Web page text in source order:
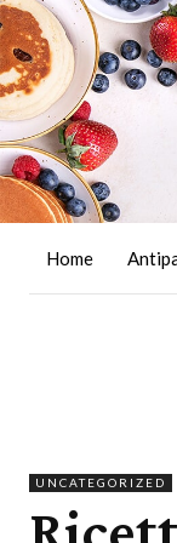
Home
UNCATEGORIZED